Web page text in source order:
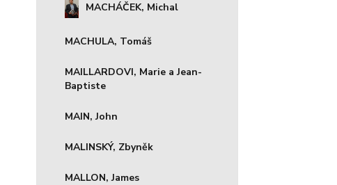
MACHÁČEK, Michal
MACHULA, Tomáš
MAILLARDOVI, Marie a Jean-
Baptiste
MAIN, John
MALINSKÝ, Zbyněk
MALLON, James